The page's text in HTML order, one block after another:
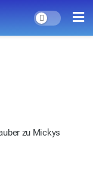
zu Mickys